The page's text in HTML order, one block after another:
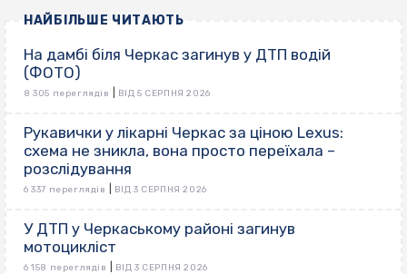
НАЙБІЛЬШЕ ЧИТАЮТЬ
На дамбі біля Черкас загинув у ДТП водій
(ФОТО)
8 305 переглядів ВІД 5 СЕРПНЯ 2026
Рукавички у лікарні Черкас за ціною Lexus:
схема не зникла, вона просто переїхала –
розслідування
6 337 переглядів ВІД 3 СЕРПНЯ 2026
У ДТП у Черкаському районі загинув
мотоцикліст
6 158 переглядів ВІД 3 СЕРПНЯ 2026